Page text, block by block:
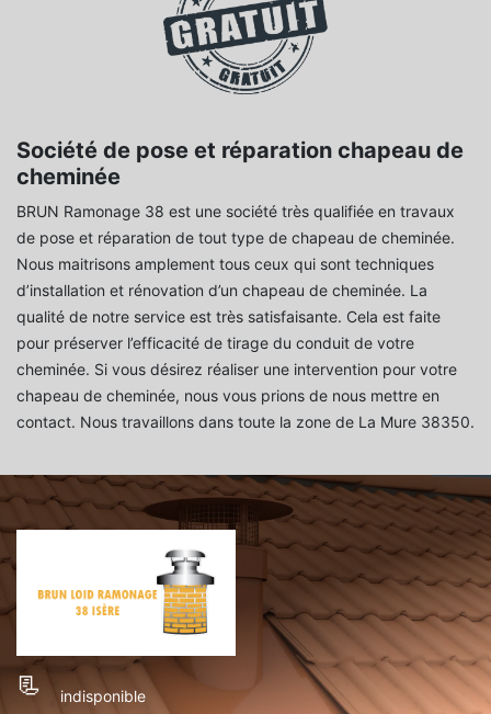
Société de pose et réparation chapeau de
cheminée
BRUN Ramonage 38 est une société très qualifiée en travaux
de pose et réparation de tout type de chapeau de cheminée.
Nous maitrisons amplement tous ceux qui sont techniques
d’installation et rénovation d’un chapeau de cheminée. La
qualité de notre service est très satisfaisante. Cela est faite
pour préserver l’efficacité de tirage du conduit de votre
cheminée. Si vous désirez réaliser une intervention pour votre
chapeau de cheminée, nous vous prions de nous mettre en
contact. Nous travaillons dans toute la zone de La Mure 38350.
indisponible